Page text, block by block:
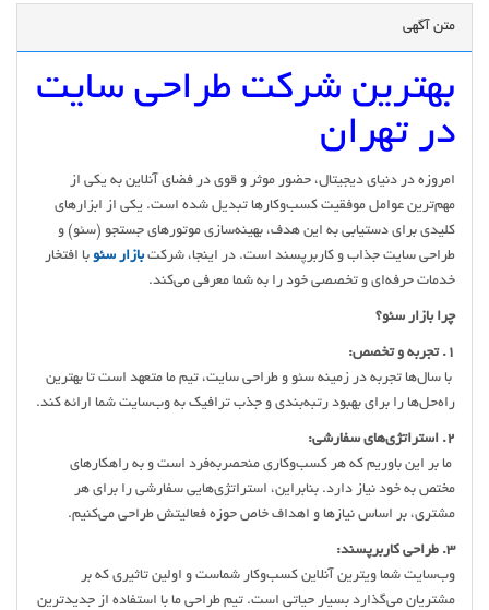
متن آگهی
بهترین شرکت طراحی سایت
در تهران
امروزه در دنیای دیجیتال، حضور موثر و قوی در فضای آنلاین به یکی از
مهم‌ترین عوامل موفقیت کسب‌وکارها تبدیل شده است. یکی از ابزارهای
کلیدی برای دستیابی به این هدف، بهینه‌سازی موتورهای جستجو (سئو) و
طراحی سایت جذاب و کاربرپسند است. در اینجا، شرکتبازار سئو با افتخار
خدمات حرفه‌ای و تخصصی خود را به شما معرفی می‌کند.
چرا بازار سئو؟
1. تجربه و تخصص:
با سال‌ها تجربه در زمینه سئو و طراحی سایت، تیم ما متعهد است تا بهترین
راه‌حل‌ها را برای بهبود رتبه‌بندی و جذب ترافیک به وب‌سایت شما ارائه کند.
2. استراتژی‌های سفارشی:
ما بر این باوریم که هر کسب‌وکاری منحصربه‌فرد است و به راهکارهای
مختص به خود نیاز دارد. بنابراین، استراتژی‌هایی سفارشی را برای هر
مشتری، بر اساس نیازها و اهداف خاص حوزه فعالیتش طراحی می‌کنیم.
3. طراحی کاربرپسند:
وب‌سایت شما ویترین آنلاین کسب‌وکار شماست و اولین تاثیری که بر
مشتریان می‌گذارد بسیار حیاتی است. تیم طراحی ما با استفاده از جدیدترین